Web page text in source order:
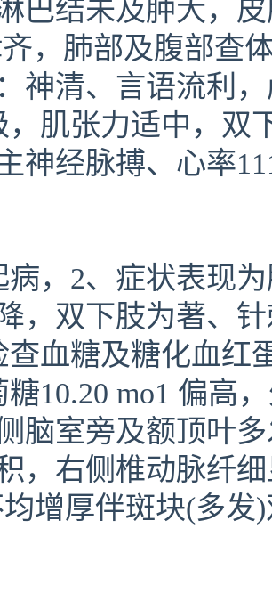
巴结未及肿大，
，肺部及腹部查
神清、言语流利
，肌张力适中，双
神经脉搏、心率
病，2、症状表现
，双下肢为著、
查血糖及糖化血红
糖10.20 mo1 偏高
脑室旁及额顶叶
，右侧椎动脉纤
增厚伴斑块(多